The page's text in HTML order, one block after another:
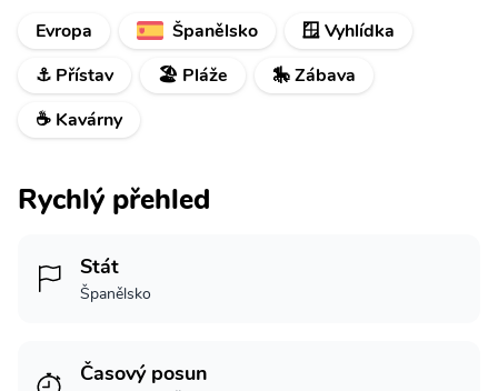
Evropa
Španělsko
🪟 Vyhlídka
⚓ Přístav
🏖️ Pláže
🎠 Zábava
☕ Kavárny
Rychlý přehled
Stát
Španělsko
Časový posun